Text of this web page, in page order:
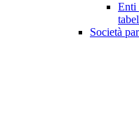
Enti
Società